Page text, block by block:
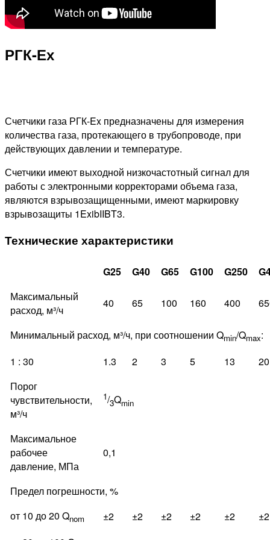
РГК-Ех
Счетчики газа РГК-Ex предназначены для измерения
количества газа, протекающего в трубопроводе, при
действующих давлении и температуре.
Счетчики имеют выходной низкочастотный сигнал для
работы с электронными корректорами объема газа,
являются взрывозащищенными, имеют маркировку
взрывозащиты 1ExibIIBT3.
Технические характеристики
G25 G40 G65 G100 G250
Максимальный
расход, м³/ч
40 65 100 160 400
Минимальный расход, м³/ч, при соотношении Qmin/Qmax:
1 : 30
1.3 2 3 5 13
20
Порог
чувствительности,
м³/ч
1/3Qmin
Максимальное
рабочее
давление, МПа
0,1
Предел погрешности, %
от 10 до 20 Qnom ±2 ±2 ±2 ±2 ±2
±2